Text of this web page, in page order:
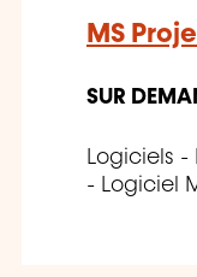
MS
SUR
Logiciels
- Logiciel